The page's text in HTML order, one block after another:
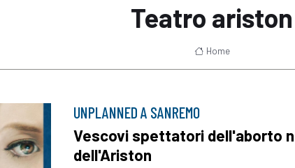
Teatro ariston
Home
UNPLANNED A SANREMO
Vescovi spettatori dell'aborto
dell'Ariston